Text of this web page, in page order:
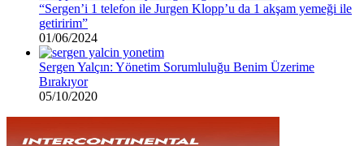
“Sergen’i 1 telefon ile Jurgen Klopp’u da 1 akşam yemeği ile
getiririm”
01/06/2024
Sergen Yalçın: Yönetim Sorumluluğu Benim Üzerime
Bırakıyor
05/10/2020